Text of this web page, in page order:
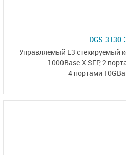
DGS-3130-
Управляемый L3 стекируемый
1000Base-X SFP,2
4 портами